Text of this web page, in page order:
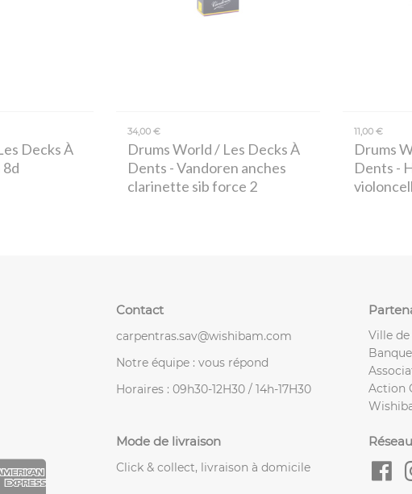
Decks À
34,00 €
Drums World / Les Decks À
Dents - Vandoren anches
clarinette sib force 2
11,00 €
Drums
Dents -
Contact
carpentras.sav@wishibam.com
Notre équipe : vous répond
Horaires : 09h30-12H30 / 14h-17H30
Mode de livraison
Click & collect, livraison à domicile
Ville
Action